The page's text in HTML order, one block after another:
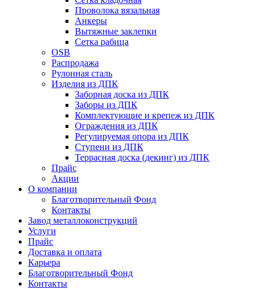
Проволока вязальная
Анкеры
Вытяжные заклепки
Сетка рабица
OSB
Распродажа
Рулонная сталь
Изделия из ДПК
Заборная доска из ДПК
Заборы из ДПК
Комплектующие и крепеж из ДПК
Ограждения из ДПК
Регулируемая опора из ДПК
Ступени из ДПК
Террасная доска (декинг) из ДПК
Прайс
Акции
О компании
Благотворительный Фонд
Контакты
Завод металлоконструкций
Услуги
Прайс
Доставка и оплата
Карьера
Благотворительный Фонд
Контакты